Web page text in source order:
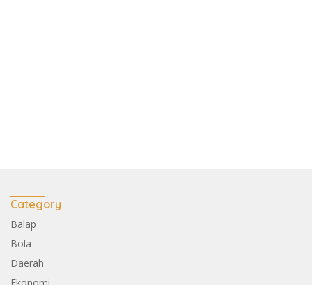
Category
Balap
Bola
Daerah